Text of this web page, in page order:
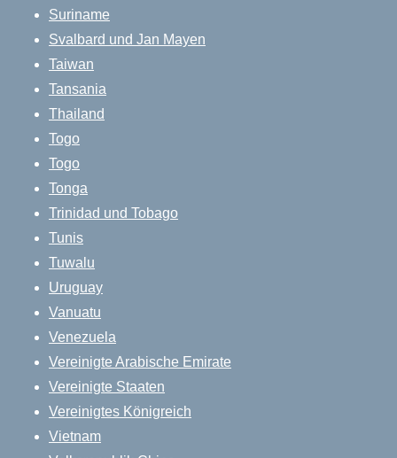
Suriname
Svalbard und Jan Mayen
Taiwan
Tansania
Thailand
Togo
Togo
Tonga
Trinidad und Tobago
Tunis
Tuwalu
Uruguay
Vanuatu
Venezuela
Vereinigte Arabische Emirate
Vereinigte Staaten
Vereinigtes Königreich
Vietnam